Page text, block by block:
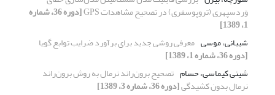
وَردسپهری (تروپوسفری) در تصحیح مشاهدات GPS [دوره 36، شماره
1، 1389]
شیبانی، موسی معرفی روشی جدید برای برآورد ضرایب توابع گویا
[دوره 36، شماره 1، 1389]
شینی کیماسی، حسام تصحیح برون‌راند نرمال به روش برون‌راند
نرمال بدون کشیدگی[دوره 36، شماره 3، 1389]